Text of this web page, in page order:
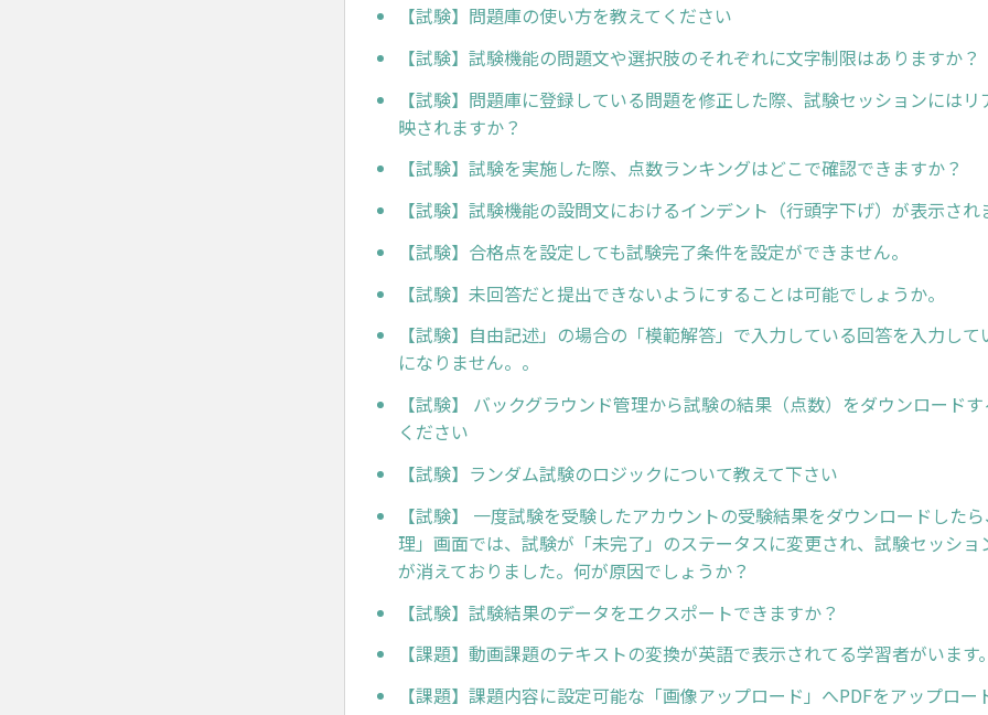
【試験】問題庫の使い方を教えてください
【試験】試験機能の問題文や選択肢のそれぞれに文字制限はありますか？
【試験】問題庫に登録している問題を修正した際、試験セッションには
映されますか？
【試験】試験を実施した際、点数ランキングはどこで確認できますか？
【試験】試験機能の設問文におけるインデント（行頭字下げ）が表示され
【試験】合格点を設定しても試験完了条件を設定ができません。
【試験】未回答だと提出できないようにすることは可能でしょうか。
【試験】自由記述」の場合の「模範解答」で入力している回答を入力し
になりません。。
【試験】 バックグラウンド管理から試験の結果（点数）をダウンロード
ください
【試験】ランダム試験のロジックについて教えて下さい
【試験】 一度試験を受験したアカウントの受験結果をダウンロードした
理」画面では、試験が「未完了」のステータスに変更され、試験セッショ
が消えておりました。何が原因でしょうか？
【試験】試験結果のデータをエクスポートできますか？
【課題】動画課題のテキストの変換が英語で表示されてる学習者がいます
【課題】課題内容に設定可能な「画像アップロード」へPDFをアップロ